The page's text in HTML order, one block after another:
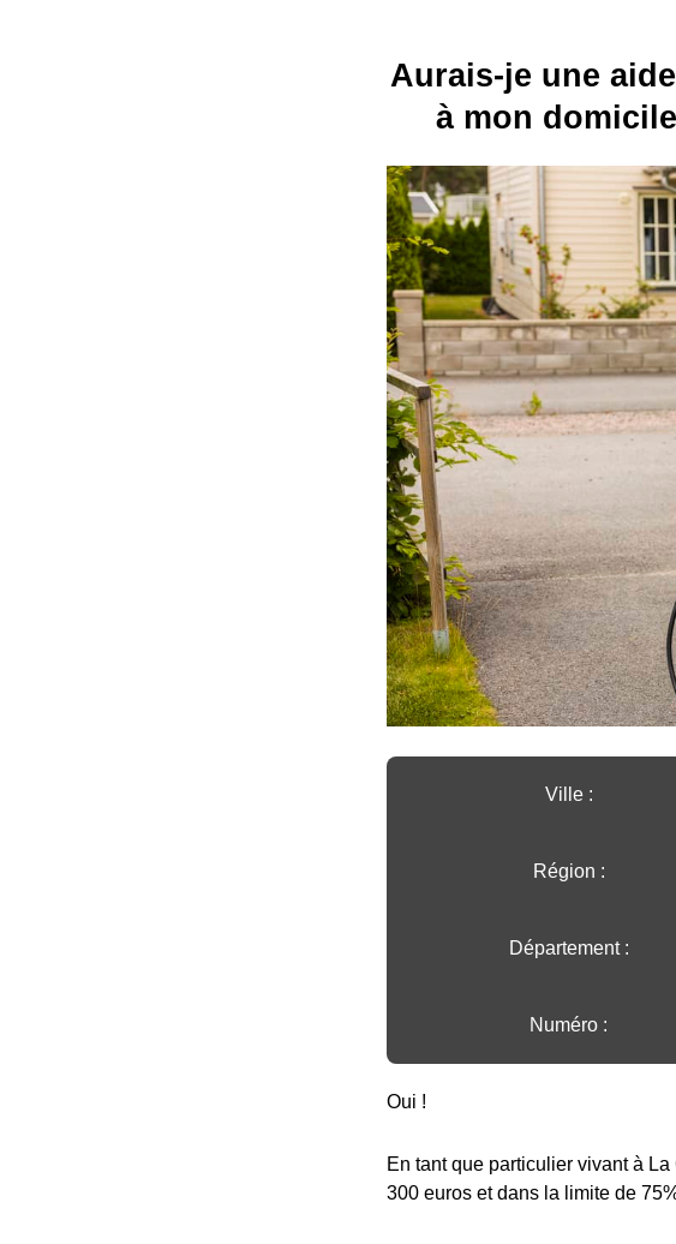
Aurais-je une
à mon
Ville :️
Région :️
Département :
Numéro :
Oui !
En tant que particulier vivant à
300 euros et dans la limite de